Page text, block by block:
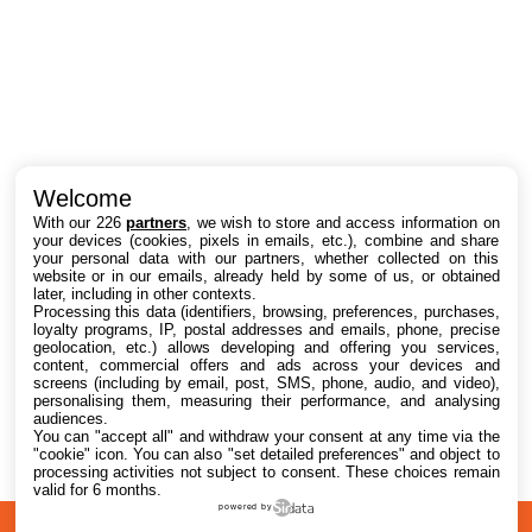
Intéressant ? Partagez !
Welcome
With our 226partners , we wish to store and access information on
your devices (cookies, pixels in emails, etc.), combine and share
your personal data with our partners, whether collected on this
website or in our emails, already held by some of us, or obtained
later, including in other contexts.
Processing this data (identifiers, browsing, preferences, purchases,
loyalty programs, IP, postal addresses and emails, phone, precise
geolocation, etc.) allows developing and offering you services,
content, commercial offers and ads across your devices and
screens (including by email, post, SMS, phone, audio, and video),
personalising them, measuring their performance, and analysing
audiences.
You can "accept all" and withdraw your consent at any time via the
"cookie" icon. You can also "set detailed preferences" and object to
processing activities not subject to consent. These choices remain
valid for 6 months.
powered by